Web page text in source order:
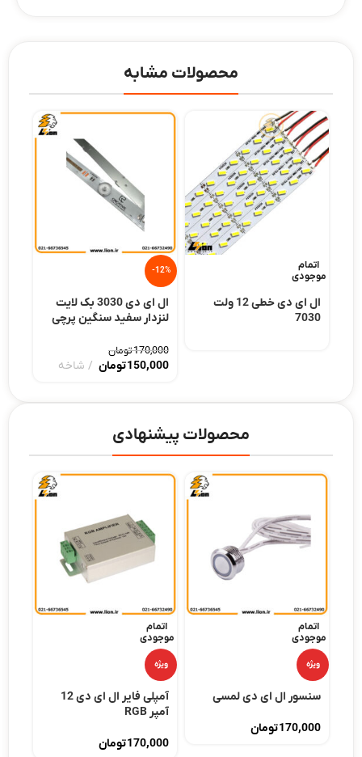
محصولات مشابه
اتمام
موجودی
ال ای دی خطی 12 ولت
7030
-12%
ال ای دی 3030 بک لایت
لنزدار سفید سنگین پرچی
170,000تومان
150,000تومان شاخه
محصولات پیشنهادی
اتمام
موجودی
ویژه
سنسور ال ای دی لمسی
170,000تومان
اتمام
موجودی
ویژه
آمپلی فایر ال ای دی 12
آمپر RGB
170,000تومان